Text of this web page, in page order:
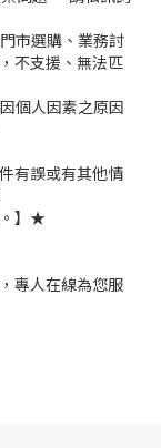
市選購、業務討
不支援、無法匹
個人因素之原因
有誤或有其他情
。】★
專人在線為您服